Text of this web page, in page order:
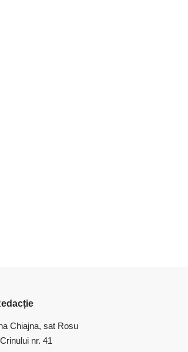
Chiajna, sat Rosu
nr. 41